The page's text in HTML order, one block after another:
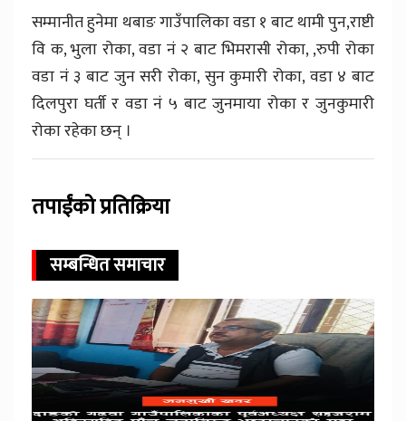
सम्मानीत हुनेमा थबाङ गाउँपालिका वडा १ बाट थामी पुन,राष्टी
वि क, भुला रोका, वडा नं २ बाट भिमरासी रोका, ,रुपी रोका
वडा नं ३ बाट जुन सरी रोका, सुन कुमारी रोका, वडा ४ बाट
दिलपुरा घर्ती र वडा नं ५ बाट जुनमाया रोका र जुनकुमारी
रोका रहेका छन् ।
तपाईंको प्रतिक्रिया
सम्बन्धित समाचार